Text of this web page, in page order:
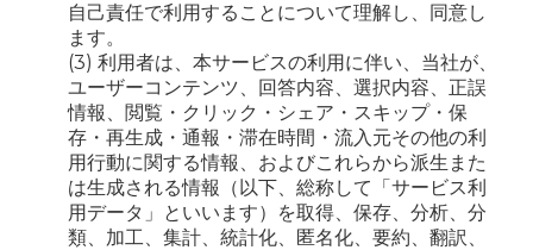
自己責任で利用することについて理解し、同意し
ます。
(3) 利用者は、本サービスの利用に伴い、当社が、
ユーザーコンテンツ、回答内容、選択内容、正誤
情報、閲覧・クリック・シェア・スキップ・保
存・再生成・通報・滞在時間・流入元その他の利
用行動に関する情報、およびこれらから派生また
は生成される情報（以下、総称して「サービス利
用データ」といいます）を取得、保存、分析、分
類、加工、集計、統計化、匿名化、要約、翻訳、